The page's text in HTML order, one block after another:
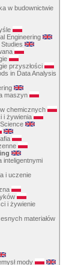
w budownictwie
Engineering
przyszłości
in Data Analysis
maszyn
chemicznych
i żywienia
inteligentnymi
i uczenie
i żywienie
materiałów
mody